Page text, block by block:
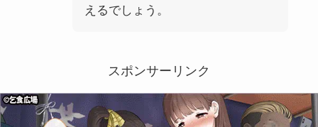
えるでしょう。
スポンサーリンク